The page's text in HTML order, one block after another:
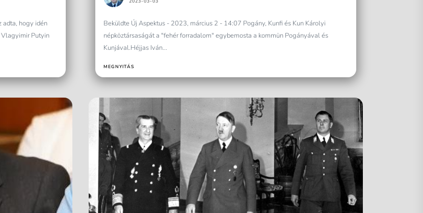
adta, hogy idén
Vlagyimir Putyin
Beküldte Új Aspektus - 2023, március 2 - 14:07 Pogány, Kunfi és Kun Károlyi
népköztársaságát a "fehér forradalom" egybemosta a kommün Pogányával és
Kunjával.Héjjas Iván...
MEGNYITÁS